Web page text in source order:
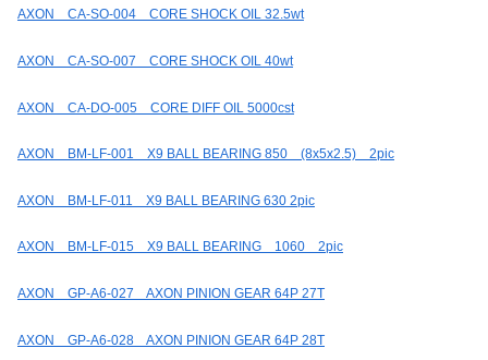
AXON CA-SO-004 CORE SHOCK OIL 32.5wt
AXON CA-SO-007 CORE SHOCK OIL 40wt
AXON CA-DO-005 CORE DIFF OIL 5000cst
AXON BM-LF-001 X9 BALL BEARING 850 (8x5x2.5) 2pic
AXON BM-LF-011 X9 BALL BEARING 630 2pic
AXON BM-LF-015 X9 BALL BEARING 1060 2pic
AXON GP-A6-027 AXON PINION GEAR 64P 27T
AXON GP-A6-028 AXON PINION GEAR 64P 28T